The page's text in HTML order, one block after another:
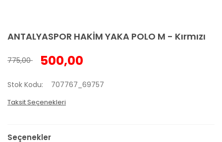
ANTALYASPOR HAKİM YAKA POLO M - Kırmızı
775,00 500,00
Stok Kodu 707767_69757
Taksit Seçenekleri
Seçenekler